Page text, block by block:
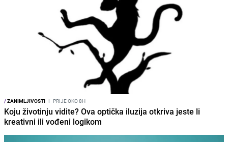
/ZANIMLJIVOSTI I PRIJE OKO 8H
Koju životinju vidite? Ova optička iluzija otkriva jeste li
kreativni ili vođeni logikom